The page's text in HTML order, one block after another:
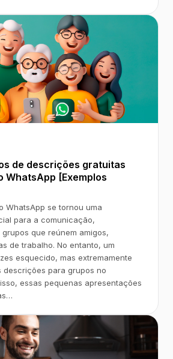
de descrições gratuitas
WhatsApp [Exemplos
WhatsApp se tornou uma
para a comunicação,
que reúnem amigos,
de trabalho. No entanto, um
esquecido, mas extremamente
descrições para grupos no
essas pequenas apresentações